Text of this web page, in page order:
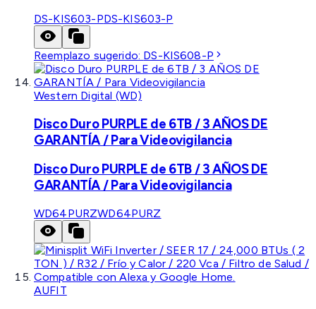
DS-KIS603-PDS-KIS603-P
Reemplazo sugerido: DS-KIS608-P
Western Digital (WD)
Disco Duro PURPLE de 6TB / 3 AÑOS DE
GARANTÍA / Para Videovigilancia
Disco Duro PURPLE de 6TB / 3 AÑOS DE
GARANTÍA / Para Videovigilancia
WD64PURZWD64PURZ
AUFIT